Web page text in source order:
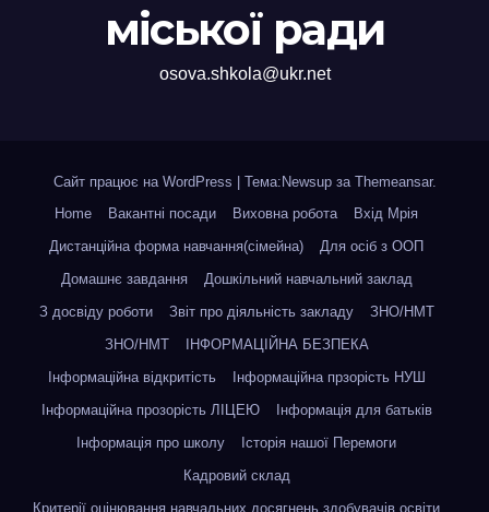
міської ради
osova.shkola@ukr.net
Сайт працює на WordPress Тема:Newsup за Themeansar.
Home
Вакантні посади Виховна робота
Вхід Мрія
Дистанційна форма навчання(сімейна)
Для осіб з ООП
Домашнє завдання
Дошкільний навчальний заклад
З досвіду роботи
Звіт про діяльність закладу
ЗНО/НМТ
ЗНО/НМТ
ІНФОРМАЦІЙНА БЕЗПЕКА
Інформаційна відкритість
Інформаційна прзорість НУШ
Інформаційна прозорість ЛІЦЕЮ
Інформація для батьків
Інформація про школу
Історія нашої Перемоги
Кадровий склад
Критерії оцінювання навчальних досягнень здобувачів освіти